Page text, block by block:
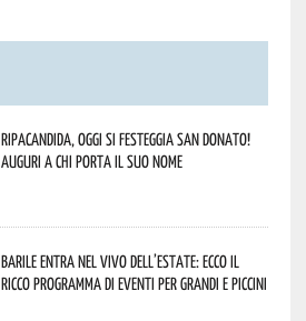
Ripacandida, oggi si festeggia San Donato!
Auguri a chi porta il suo nome
Barile entra nel vivo dell’estate: ecco il
ricco programma di eventi per grandi e piccini